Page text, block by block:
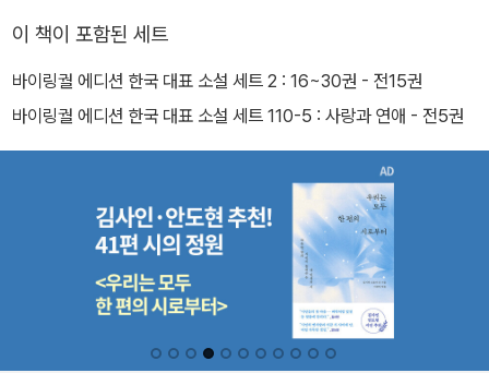
이 책이 포함된 세트
바이링궐 에디션 한국 대표 소설 세트 2 : 16~30권 - 전15권
바이링궐 에디션 한국 대표 소설 세트 110-5 : 사랑과 연애 - 전5권